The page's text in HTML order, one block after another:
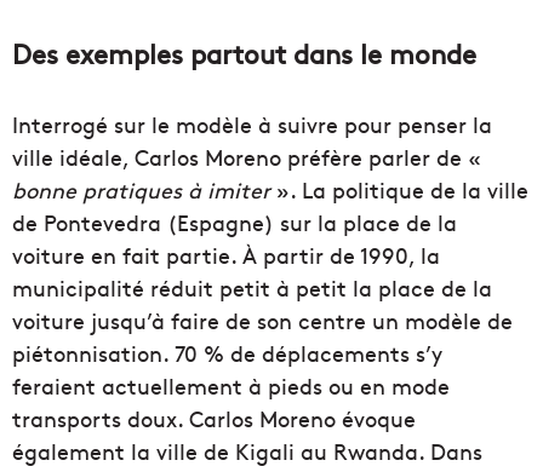
Des exemples partout dans le monde
Interrogé sur le modèle à suivre pour penser la
ville idéale, Carlos Moreno préfère parler de «
bonne pratiques à imiter». La politique de la ville
de Pontevedra (Espagne) sur la place de la
voiture en fait partie. À partir de 1990, la
municipalité réduit petit à petit la place de la
voiture jusqu’à faire de son centre un modèle de
piétonnisation. 70 % de déplacements s’y
feraient actuellement à pieds ou en mode
transports doux. Carlos Moreno évoque
également la ville de Kigali au Rwanda. Dans